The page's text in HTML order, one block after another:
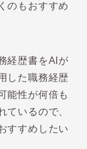
のもおすすめ
経歴書をAIが
した職務経歴
能性が何倍も
ているので、
すすめしたい